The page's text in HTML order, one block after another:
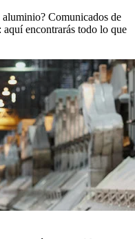
aluminio? Comunicados de
encontrarás todo lo que